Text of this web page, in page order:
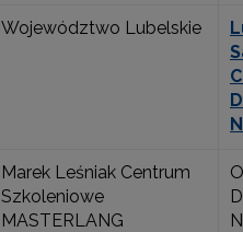
Województwo Lubelskie
Marek Leśniak Centrum
Szkoleniowe
MASTERLANG